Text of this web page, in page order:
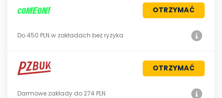
OTRZYMAĆ
Do 450 PLN w zakładach bez ryzyka
OTRZYMAĆ
Darmowe zakłady do 274 PLN